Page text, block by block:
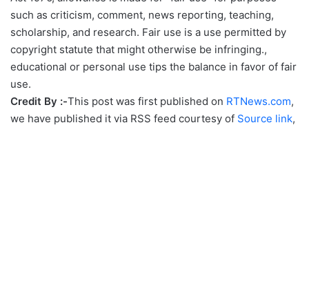
such as criticism, comment, news reporting, teaching,
scholarship, and research. Fair use is a use permitted by
copyright statute that might otherwise be infringing.,
educational or personal use tips the balance in favor of fair
use.
Credit By :-This post was first published on RTNews.com,
we have published it via RSS feed courtesy of Source link,